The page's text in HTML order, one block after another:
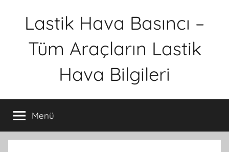
Lastik Hava Basıncı –
Tüm Araçların Lastik
Hava Bilgileri
Menü